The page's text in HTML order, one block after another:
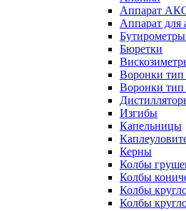
Аппарат
Аппарат для
Бюретки
Воронки
Воронки
Изгибы
Капельницы
Керны
Колбы
Колбы
Колбы
Колбы